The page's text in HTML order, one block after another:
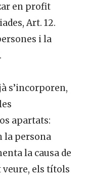
en profit
Art. 12.
i la
s’incorporen,
apartats:
la persona
la causa de
veure, els títols